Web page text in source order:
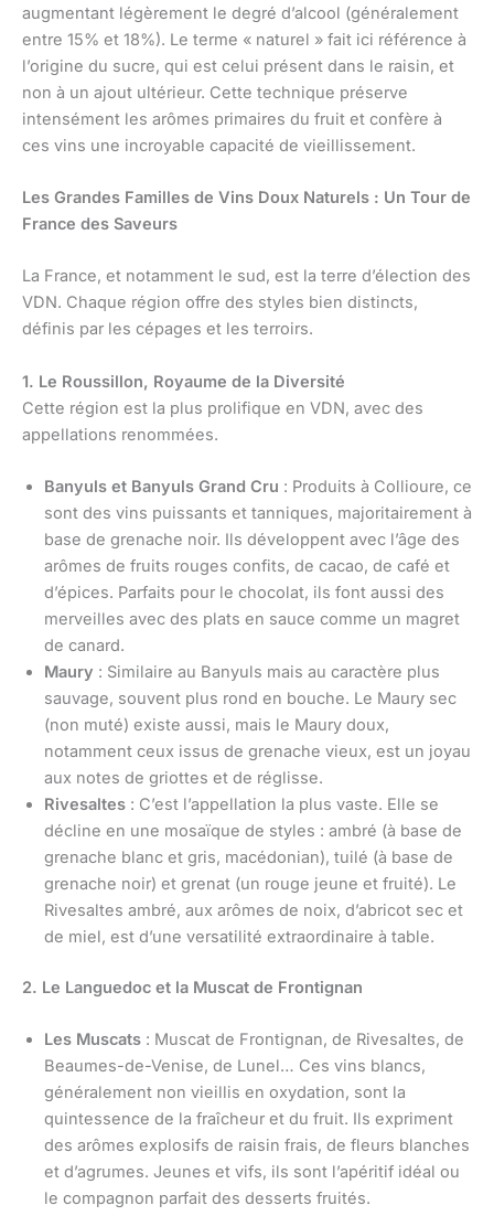
augmentant légèrement le degré d’alcool (généralement
entre 15% et 18%). Le terme « naturel » fait ici référence à
l’origine du sucre, qui est celui présent dans le raisin, et
non à un ajout ultérieur. Cette technique préserve
intensément les arômes primaires du fruit et confère à
ces vins une incroyable capacité de vieillissement.
Les Grandes Familles de Vins Doux Naturels : Un Tour de
France des Saveurs
La France, et notamment le sud, est la terre d’élection des
VDN. Chaque région offre des styles bien distincts,
définis par les cépages et les terroirs.
1. Le Roussillon, Royaume de la Diversité
Cette région est la plus prolifique en VDN, avec des
appellations renommées.
Banyuls et Banyuls Grand Cru : Produits à Collioure, ce
sont des vins puissants et tanniques, majoritairement à
base de grenache noir. Ils développent avec l’âge des
arômes de fruits rouges confits, de cacao, de café et
d’épices. Parfaits pour le chocolat, ils font aussi des
merveilles avec des plats en sauce comme un magret
de canard.
Maury : Similaire au Banyuls mais au caractère plus
sauvage, souvent plus rond en bouche. Le Maury sec
(non muté) existe aussi, mais le Maury doux,
notamment ceux issus de grenache vieux, est un joyau
aux notes de griottes et de réglisse.
Rivesaltes : C’est l’appellation la plus vaste. Elle se
décline en une mosaïque de styles : ambré (à base de
grenache blanc et gris, macédonian), tuilé (à base de
grenache noir) et grenat (un rouge jeune et fruité). Le
Rivesaltes ambré, aux arômes de noix, d’abricot sec et
de miel, est d’une versatilité extraordinaire à table.
2. Le Languedoc et la Muscat de Frontignan
Les Muscats : Muscat de Frontignan, de Rivesaltes, de
Beaumes-de-Venise, de Lunel… Ces vins blancs,
généralement non vieillis en oxydation, sont la
quintessence de la fraîcheur et du fruit. Ils expriment
des arômes explosifs de raisin frais, de fleurs blanches
et d’agrumes. Jeunes et vifs, ils sont l’apéritif idéal ou
le compagnon parfait des desserts fruités.